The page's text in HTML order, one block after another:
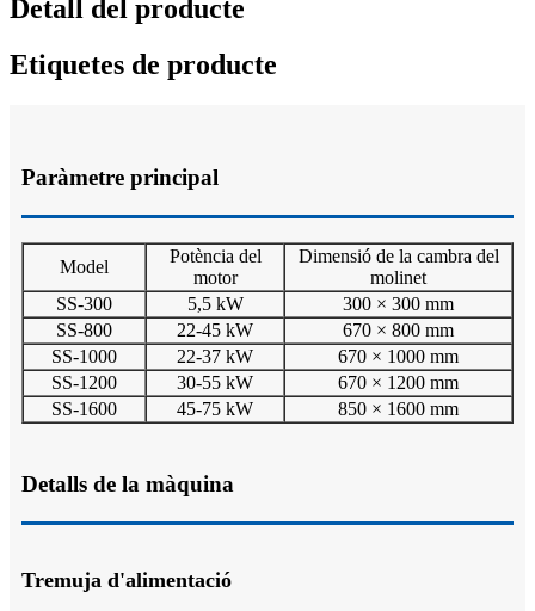
Detall del producte
Etiquetes de producte
Paràmetre principal
Model
Potència del
motor
Dimensió de la cambra del
molinet
SS-300
5,5 kW
300 × 300 mm
SS-800
22-45 kW
670 × 800 mm
SS-1000
22-37 kW
670 × 1000 mm
SS-1200
30-55 kW
670 × 1200 mm
SS-1600
45-75 kW 850 × 1600 mm
Detalls de la màquina
Tremuja d'alimentació